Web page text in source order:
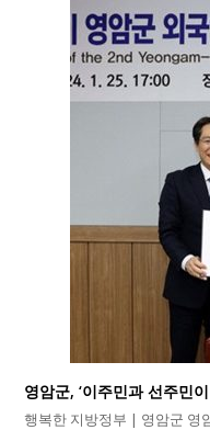
영암군, ‘이주민과 선주민
행복한 지방정부 | 영암군 영